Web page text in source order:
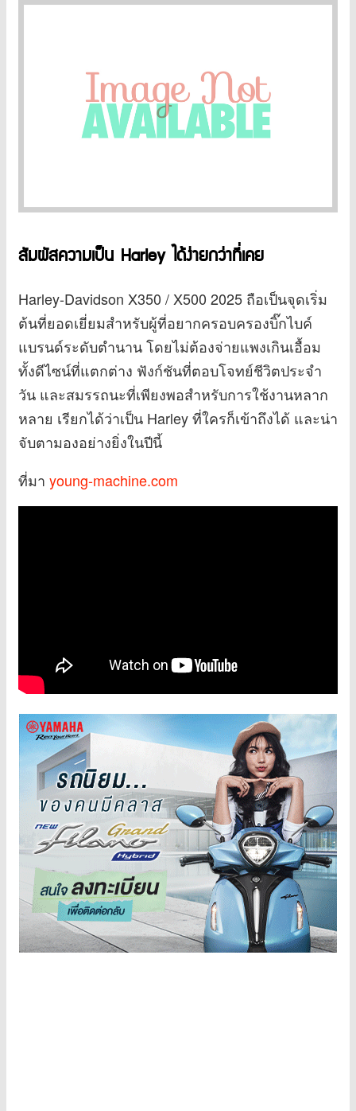
สัมผัสความเป็น Harley ได้ง่ายกว่าที่เคย
Harley-Davidson X350 / X500 2025 ถือเป็นจุดเริ่ม
ต้นที่ยอดเยี่ยมสำหรับผู้ที่อยากครอบครองบิ๊กไบค์
แบรนด์ระดับตำนาน โดยไม่ต้องจ่ายแพงเกินเอื้อม
ทั้งดีไซน์ที่แตกต่าง ฟังก์ชันที่ตอบโจทย์ชีวิตประจำ
วัน และสมรรถนะที่เพียงพอสำหรับการใช้งานหลาก
หลาย เรียกได้ว่าเป็น Harley ที่ใครก็เข้าถึงได้ และน่า
จับตามองอย่างยิ่งในปีนี้
ที่มา young-machine.com